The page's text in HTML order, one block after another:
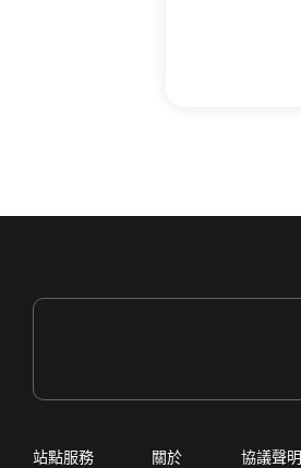
站點服務 關於 協議聲明